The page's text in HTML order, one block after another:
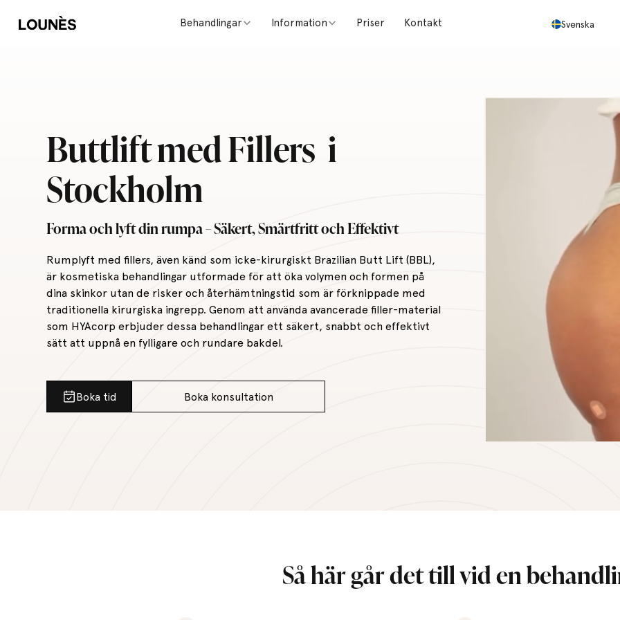
Behandlingar Information Priser Kontakt Svenska
Buttlift med Fillers i
Stockholm
Forma och lyft din rumpa – Säkert, Smärtfritt och Effektivt
Rumplyft med fillers, även känd som icke-kirurgiskt Brazilian Butt Lift (BBL),
är kosmetiska behandlingar utformade för att öka volymen och formen på
dina skinkor utan de risker och återhämtningstid som är förknippade med
traditionella kirurgiska ingrepp. Genom att använda avancerade filler-material
som HYAcorp erbjuder dessa behandlingar ett säkert, snabbt och effektivt
sätt att uppnå en fylligare och rundare bakdel.
Boka tid Boka konsultation
Så här går det till vid en